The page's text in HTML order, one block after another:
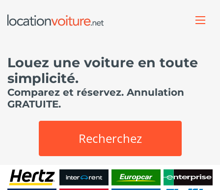
Louez une voiture en toute
simplicité.
Comparez et réservez. Annulation
GRATUITE.
Recherchez